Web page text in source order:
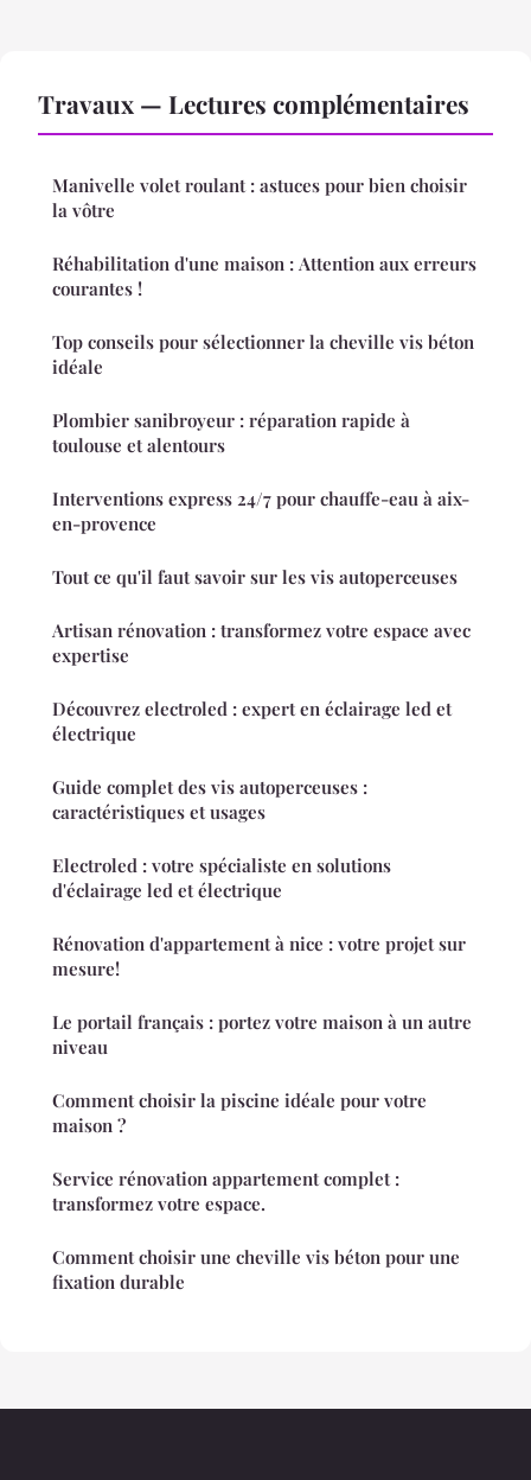
Travaux — Lectures complémentaires
Manivelle volet roulant : astuces pour bien choisir
la vôtre
Réhabilitation d'une maison : Attention aux erreurs
courantes !
Top conseils pour sélectionner la cheville vis béton
idéale
Plombier sanibroyeur : réparation rapide à
toulouse et alentours
Interventions express 24/7 pour chauffe-eau à aix-
en-provence
Tout ce qu'il faut savoir sur les vis autoperceuses
Artisan rénovation : transformez votre espace avec
expertise
Découvrez electroled : expert en éclairage led et
électrique
Guide complet des vis autoperceuses :
caractéristiques et usages
Electroled : votre spécialiste en solutions
d'éclairage led et électrique
Rénovation d'appartement à nice : votre projet sur
mesure!
Le portail français : portez votre maison à un autre
niveau
Comment choisir la piscine idéale pour votre
maison ?
Service rénovation appartement complet :
transformez votre espace.
Comment choisir une cheville vis béton pour une
fixation durable